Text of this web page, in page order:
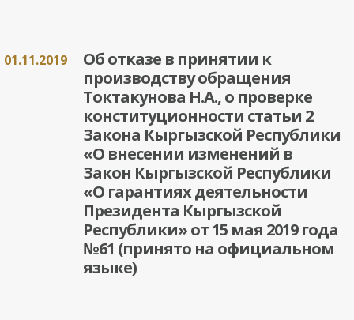
01.11.2019
Об отказе в принятии к
производству обращения
Токтакунова Н.А., о проверке
конституционности статьи 2
Закона Кыргызской Республики
«О внесении изменений в
Закон Кыргызской Республики
«О гарантиях деятельности
Президента Кыргызской
Республики» от 15 мая 2019 года
№61 (принято на официальном
языке)